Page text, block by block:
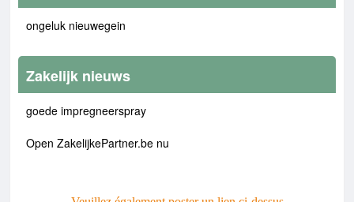
ongeluk nieuwegein
Zakelijk nieuws
goede impregneerspray
Open ZakelijkePartner.be nu